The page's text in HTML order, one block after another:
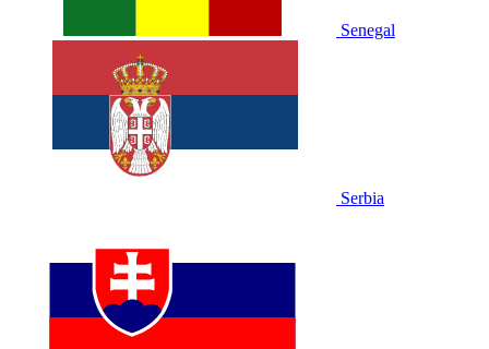
Senegal
Serbia